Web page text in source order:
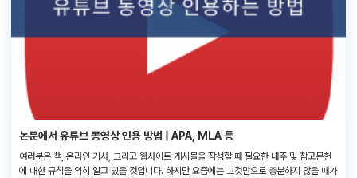
논문에서 유튜브 동영상 인용 방법 | APA, MLA 등
여러분은 책, 온라인 기사, 그리고 웹사이트 게시물을 작성할 때 필요한 내주 및 참고문헌
에 대한 규칙을 익히 알고 있을 것입니다. 하지만 요즘에는 그것만으로 충분하지 않을 때가